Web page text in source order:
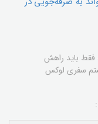
فقط باید راهش
سفری لوکس